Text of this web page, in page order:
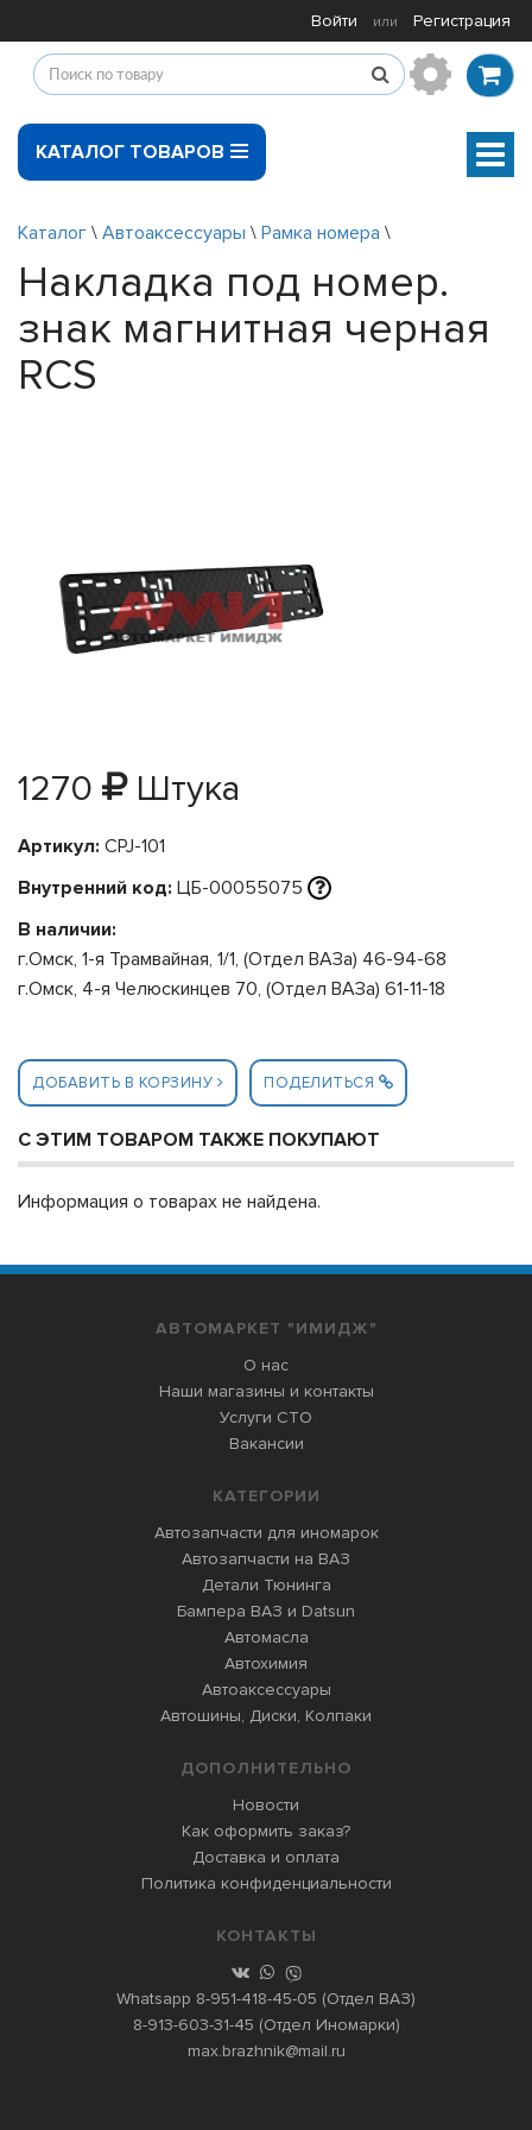
Войти или Регистрация
КАТАЛОГ ТОВАРОВ
Каталог \ Автоаксессуары \ Рамка номера \
Накладка под номер.
знак магнитная черная
RCS
1270 Штука
Артикул: CPJ-101
Внутренний код: ЦБ-00055075
В наличии:
г.Омск, 1-я Трамвайная, 1/1, (Отдел ВАЗа) 46-94-68
г.Омск, 4-я Челюскинцев 70, (Отдел ВАЗа) 61-11-18
ДОБАВИТЬ В КОРЗИНУ ПОДЕЛИТЬСЯ
С ЭТИМ ТОВАРОМ ТАКЖЕ ПОКУПАЮТ
Информация о товарах не найдена.
АВТОМАРКЕТ "ИМИДЖ"
О нас
Наши магазины и контакты
Услуги СТО
Вакансии
КАТЕГОРИИ
Автозапчасти для иномарок
Автозапчасти на ВАЗ
Детали Тюнинга
Бампера ВАЗ и Datsun
Автомасла
Автохимия
Автоаксессуары
Автошины, Диски, Колпаки
ДОПОЛНИТЕЛЬНО
Новости
Как оформить заказ?
Доставка и оплата
Политика конфиденциальности
КОНТАКТЫ
Whatsapp 8-951-418-45-05 (Отдел ВАЗ)
8-913-603-31-45 (Отдел Иномарки)
max.brazhnik@mail.ru